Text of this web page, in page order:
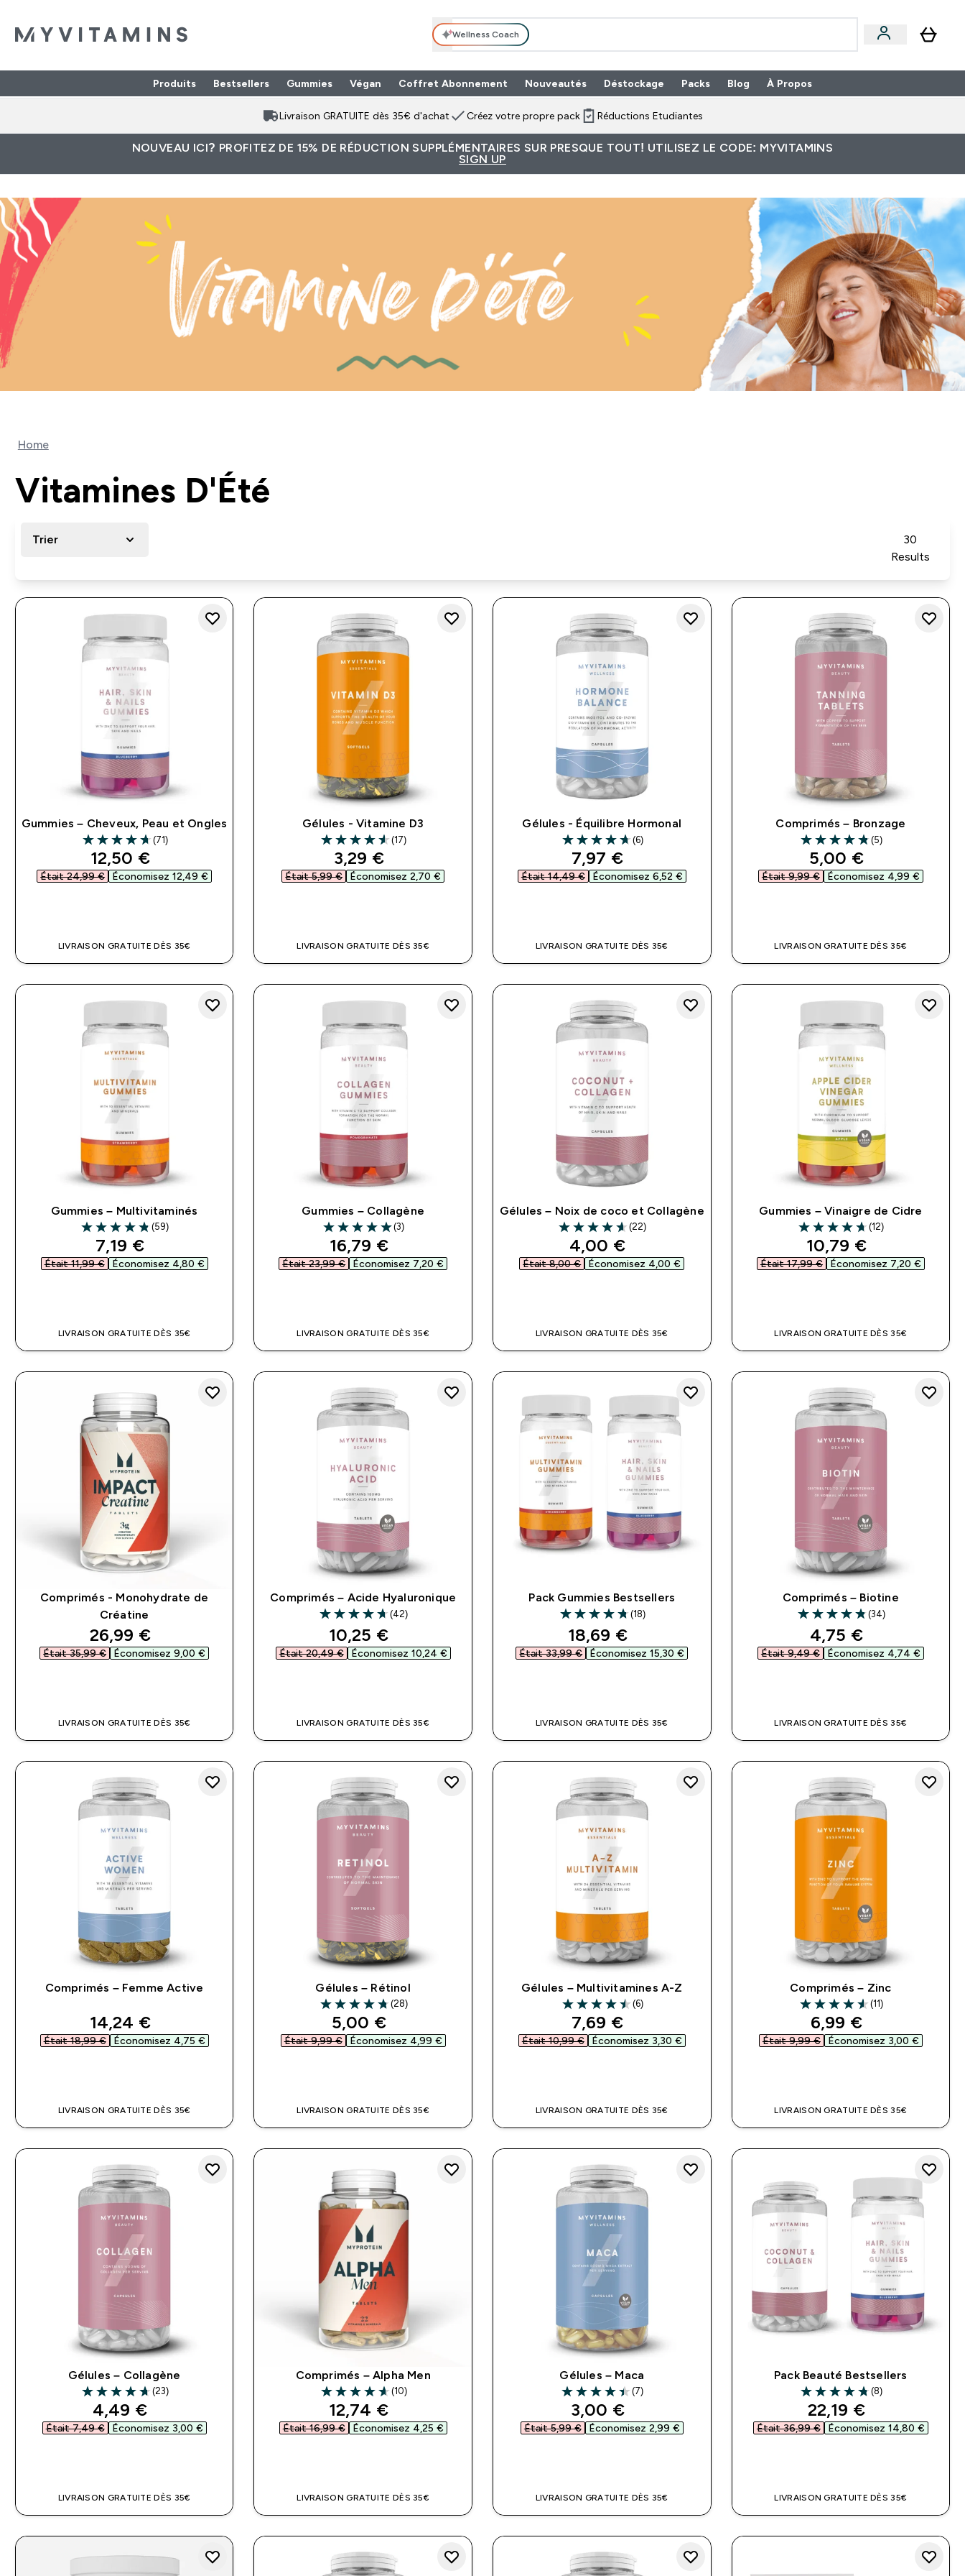
Wellness Coach
Produits Enter Produits submenu
Bestsellers Gummies Végan Coffret Abonnement Nouveautés Déstockage Packs Enter Packs submenu
Blog À Propos
Livraison GRATUITE dès 35€ d'achat Créez votre propre pack Réductions Etudiantes
NOUVEAU ICI? PROFITEZ DE 15% DE RÉDUCTION SUPPLÉMENTAIRES SUR PRESQUE TOUT! UTILISEZ LE CODE: MYVITAMINS
SIGN UP
Home
Vitamines D'Été
Trier
30
Results
Gummies – Cheveux, Peau et Ongles
4.66 out of 5 stars
(71)
discounted price
12,50 €‎
Était 24,99 €‎ Économisez 12,49 €‎
LIVRAISON GRATUITE DÈS 35€
Gélules - Vitamine D3
4.59 out of 5 stars
(17)
discounted price
3,29 €‎
Était 5,99 €‎ Économisez 2,70 €‎
LIVRAISON GRATUITE DÈS 35€
Gélules - Équilibre Hormonal
4.67 out of 5 stars
(6)
discounted price
7,97 €‎
Était 14,49 €‎ Économisez 6,52 €‎
LIVRAISON GRATUITE DÈS 35€
Comprimés – Bronzage
4.8 out of 5 stars
(5)
discounted price
5,00 €‎
Était 9,99 €‎ Économisez 4,99 €‎
LIVRAISON GRATUITE DÈS 35€
Gummies – Multivitaminés
4.81 out of 5 stars
(59)
discounted price
7,19 €‎
Était 11,99 €‎ Économisez 4,80 €‎
LIVRAISON GRATUITE DÈS 35€
Gummies – Collagène
5 out of 5 stars
(3)
discounted price
16,79 €‎
Était 23,99 €‎ Économisez 7,20 €‎
LIVRAISON GRATUITE DÈS 35€
Gélules – Noix de coco et Collagène
4.64 out of 5 stars
(22)
discounted price
4,00 €‎
Était 8,00 €‎ Économisez 4,00 €‎
LIVRAISON GRATUITE DÈS 35€
Gummies – Vinaigre de Cidre
4.67 out of 5 stars
(12)
discounted price
10,79 €‎
Était 17,99 €‎ Économisez 7,20 €‎
LIVRAISON GRATUITE DÈS 35€
Comprimés - Monohydrate de
Créatine
discounted price
26,99 €‎
Était 35,99 €‎ Économisez 9,00 €‎
LIVRAISON GRATUITE DÈS 35€
Comprimés – Acide Hyaluronique
4.67 out of 5 stars
(42)
discounted price
10,25 €‎
Était 20,49 €‎ Économisez 10,24 €‎
LIVRAISON GRATUITE DÈS 35€
Pack Gummies Bestsellers
4.72 out of 5 stars
(18)
discounted price
18,69 €‎
Était 33,99 €‎ Économisez 15,30 €‎
LIVRAISON GRATUITE DÈS 35€
Comprimés – Biotine
4.82 out of 5 stars
(34)
discounted price
4,75 €‎
Était 9,49 €‎ Économisez 4,74 €‎
LIVRAISON GRATUITE DÈS 35€
Comprimés – Femme Active
discounted price
14,24 €‎
Était 18,99 €‎ Économisez 4,75 €‎
LIVRAISON GRATUITE DÈS 35€
Gélules – Rétinol
4.75 out of 5 stars
(28)
discounted price
5,00 €‎
Était 9,99 €‎ Économisez 4,99 €‎
LIVRAISON GRATUITE DÈS 35€
Gélules – Multivitamines A-Z
4.5 out of 5 stars
(6)
discounted price
7,69 €‎
Était 10,99 €‎ Économisez 3,30 €‎
LIVRAISON GRATUITE DÈS 35€
Comprimés – Zinc
4.55 out of 5 stars
(11)
discounted price
6,99 €‎
Était 9,99 €‎ Économisez 3,00 €‎
LIVRAISON GRATUITE DÈS 35€
Gélules – Collagène
4.7 out of 5 stars
(23)
discounted price
4,49 €‎
Était 7,49 €‎ Économisez 3,00 €‎
LIVRAISON GRATUITE DÈS 35€
Comprimés – Alpha Men
4.6 out of 5 stars
(10)
discounted price
12,74 €‎
Était 16,99 €‎ Économisez 4,25 €‎
LIVRAISON GRATUITE DÈS 35€
Gélules – Maca
4.43 out of 5 stars
(7)
discounted price
3,00 €‎
Était 5,99 €‎ Économisez 2,99 €‎
LIVRAISON GRATUITE DÈS 35€
Pack Beauté Bestsellers
4.75 out of 5 stars
(8)
discounted price
22,19 €‎
Était 36,99 €‎ Économisez 14,80 €‎
LIVRAISON GRATUITE DÈS 35€